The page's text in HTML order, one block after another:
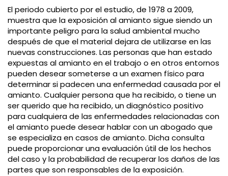
El periodo cubierto por el estudio, de 1978 a 2009,
muestra que la exposición al amianto sigue siendo un
importante peligro para la salud ambiental mucho
después de que el material dejara de utilizarse en las
nuevas construcciones. Las personas que han estado
expuestas al amianto en el trabajo o en otros entornos
pueden desear someterse a un examen físico para
determinar si padecen una enfermedad causada por el
amianto. Cualquier persona que ha recibido, o tiene un
ser querido que ha recibido, un diagnóstico positivo
para cualquiera de las enfermedades relacionadas con
el amianto puede desear hablar con un abogado que
se especializa en casos de amianto. Dicha consulta
puede proporcionar una evaluación útil de los hechos
del caso y la probabilidad de recuperar los daños de las
partes que son responsables de la exposición.